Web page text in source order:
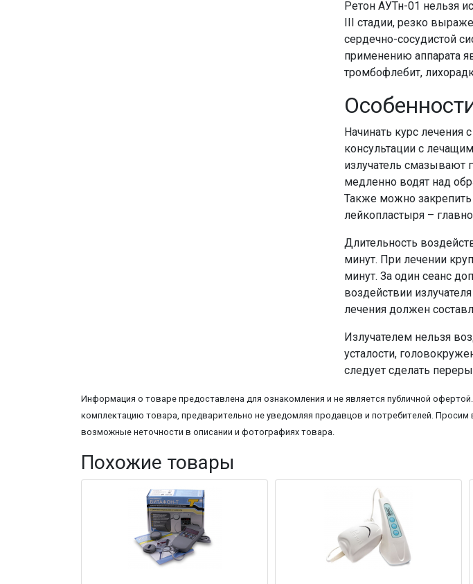
Ретон АУТн-01 нельзя
III стадии, резко
сердечно-сосудистой
применению аппарата
тромбофлебит,
Начинать курс лечения
консультации с
излучатель смазывают
медленно водят над
Также можно закрепить
лейкопластыря –
Длительность
минут. При лечении
минут. За один сеанс
воздействии
лечения должен
Излучателем нельзя
усталости,
следует сделать
Информация о товаре предоставлена для ознакомления и не является публичной
комплектацию товара, предварительно не уведомляя продавцов и потребителей.
возможные неточности в описании и фотографиях товара.
Похожие товары